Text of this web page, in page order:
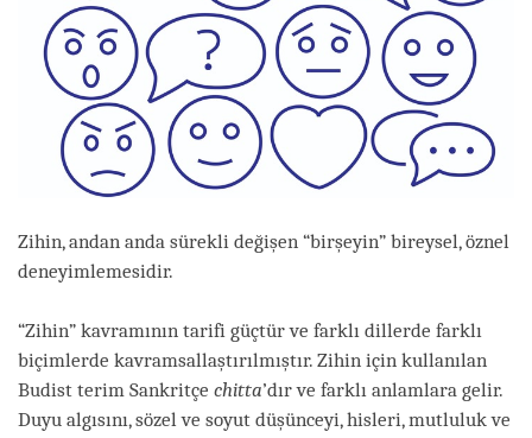
Zihin, andan anda sürekli değişen “birşeyin” bireysel, öznel
deneyimlemesidir.
“Zihin” kavramının tarifi güçtür ve farklı dillerde farklı
biçimlerde kavramsallaştırılmıştır. Zihin için kullanılan
Budist terim Sankritçe chitta’dır ve farklı anlamlara gelir.
Duyu algısını, sözel ve soyut düşünceyi, hisleri, mutluluk ve